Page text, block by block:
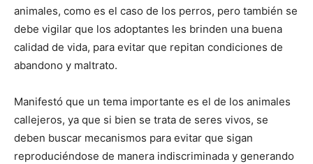
animales, como es el caso de los perros, pero también se
debe vigilar que los adoptantes les brinden una buena
calidad de vida, para evitar que repitan condiciones de
abandono y maltrato.
Manifestó que un tema importante es el de los animales
callejeros, ya que si bien se trata de seres vivos, se
deben buscar mecanismos para evitar que sigan
reproduciéndose de manera indiscriminada y generando